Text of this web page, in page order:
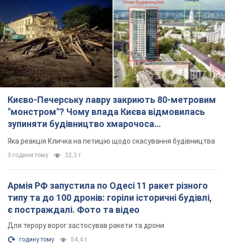
Києво-Печерську лавру закриють 80-метровим
"монстром"? Чому влада Києва відмовилась
зупиняти будівництво хмарочоса
"московського вірянина"
Яка реакція Кличка на петицію щодо скасування будівництва
3 години тому 32,3 т.
Армія РФ запустила по Одесі 11 ракет різного
типу та до 100 дронів: горіли історичні будівлі,
є постраждалі. Фото та відео
Для терору ворог застосував ракети та дрони
годину тому 54,4 т.